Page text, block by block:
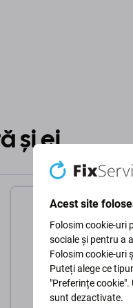
și ei
Acest site
Folosim cookie-uri
sociale și pentru a
Folosim cookie-uri
Puteți alege ce
"Preferințe
sunt dezactivate.